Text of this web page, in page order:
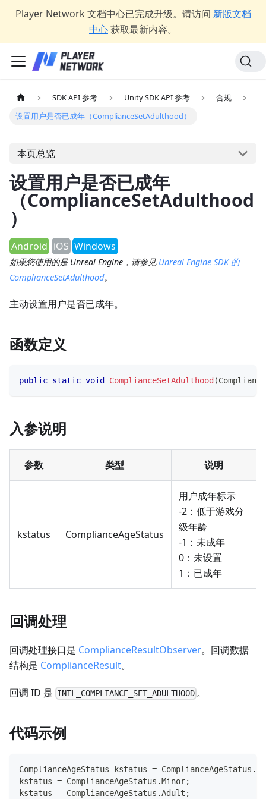
Player Network 文档中心已完成升级。请访问 新版文档
中心获取最新内容。
SDK API 参考 Unity SDK API 参考
合规
设置用户是否已成年（ComplianceSetAdulthood）
本页总览
设置用户是否已成年
（ComplianceSetAdulthood
）
Android iOS Windows
如果您使用的是 Unreal Engine，请参见 Unreal Engine SDK 的
ComplianceSetAdulthood。
主动设置用户是否已成年。
函数定义
public static void ComplianceSetAdulthood (
入参说明
参数 类型 说明
kstatus ComplianceAgeStatus
用户成年标示
-2：低于游戏分
级年龄
-1：未成年
0：未设置
1：已成年
回调处理
回调处理接口是 ComplianceResultObserver。回调数据
结构是 ComplianceResult。
回调 ID 是 INTL_COMPLIANCE_SET_ADULTHOOD 。
代码示例
ComplianceAgeStatus kstatus = ComplianceAgeStatus .
kstatus = ComplianceAgeStatus .Minor;
kstatus = ComplianceAgeStatus .Adult ;